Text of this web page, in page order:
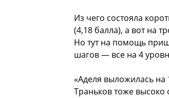
Из чего состояла
(4,18 балла), а вот на
Но тут на помощь
шагов — все на 4
«Аделя выложилась
Траньков тоже